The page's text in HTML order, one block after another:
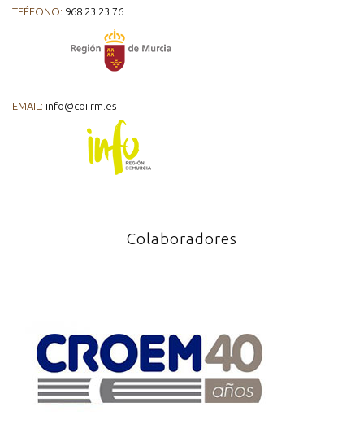
TEÉFONO: 968 23 23 76
EMAIL: info@coiirm.es
Colaboradores